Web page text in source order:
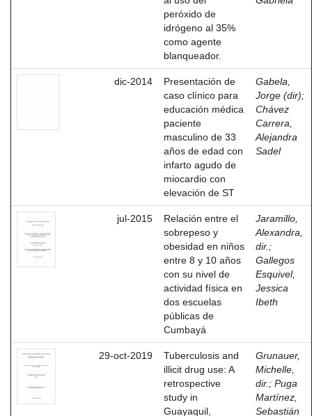
peróxido de
idrógeno al 35%
como agente
blanqueador.
dic-2014
Presentación de
caso clínico para
educación médica
paciente
masculino de 33
años de edad con
infarto agudo de
miocardio con
elevación de ST
Gabela,
Jorge (dir);
Chávez
Carrera,
Alejandra
Sadel
jul-2015
Relación entre el
sobrepeso y
obesidad en niños
entre 8 y 10 años
con su nivel de
actividad física en
dos escuelas
públicas de
Cumbayá
Jaramillo,
Alexandra,
dir. ;
Gallegos
Esquivel,
Jessica
Ibeth
29-oct-2019
Tuberculosis and
illicit drug use: A
retrospective
study in
Guayaquil,
Grunauer,
Michelle,
dir. ; Puga
Martínez,
Sebastián